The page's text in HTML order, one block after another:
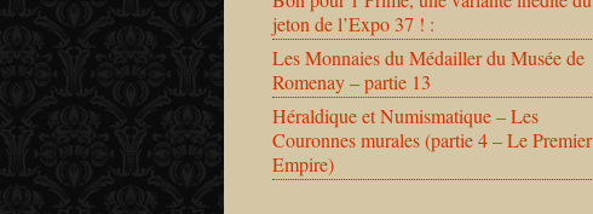
jeton de l’Expo 37 ! :
Les Monnaies du Médailler du Musée de
Romenay – partie 13
Héraldique et Numismatique – Les
Couronnes murales (partie 4 – Le Premier
Empire)